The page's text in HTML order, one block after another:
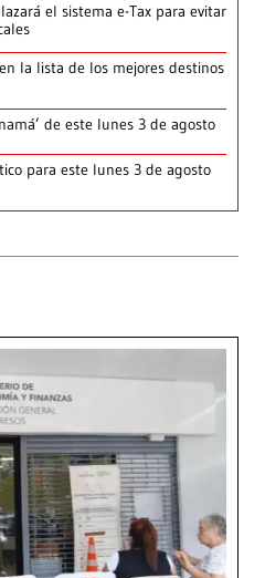
el sistema e-Tax para evitar
la lista de los mejores destinos
de este lunes 3 de agosto
para este lunes 3 de agosto